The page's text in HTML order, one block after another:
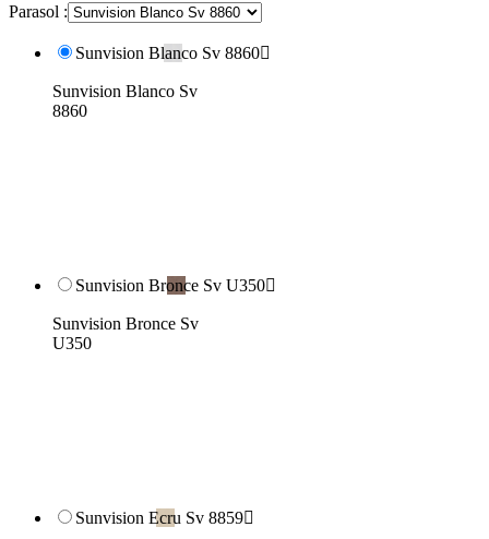
Parasol :
Sunvision Blanco Sv 8860
Sunvision Blanco Sv
8860
Sunvision Bronce Sv U350
Sunvision Bronce Sv
U350
Sunvision Ecru Sv 8859